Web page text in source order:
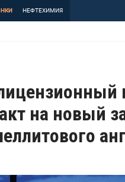
НЕФТЕХИМИЯ
на новый